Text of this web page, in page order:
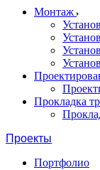
Монтаж
Прокладка
Проекты
Портфолио